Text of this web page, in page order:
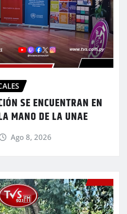
SE ENCUENTRAN EN
MANO DE LA UNAE
Ago 8, 2026